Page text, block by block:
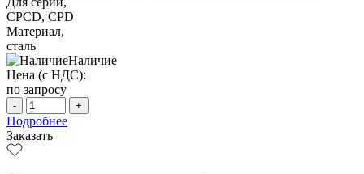
CPCD, CPD
Материал,
сталь
Наличие
Цена (с НДС):
по запросу
- +
Подробнее
Заказать